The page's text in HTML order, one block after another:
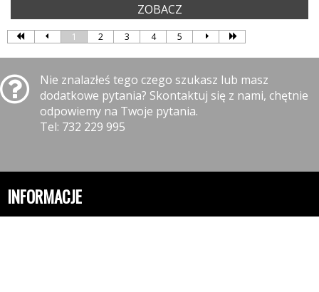
ZOBACZ
1 2 3 4 5
Nie znalazłeś tego czego szukasz lub masz
dodatkowe pytania? Skontaktuj się z nami, chętnie
odpowiemy na Twoje pytania.
Tel: 732 229 995
INFORMACJE